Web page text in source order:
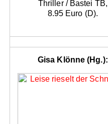
Thriller / Bastei TB,
8.95 Euro (D).
Gisa Klönne (Hg.):